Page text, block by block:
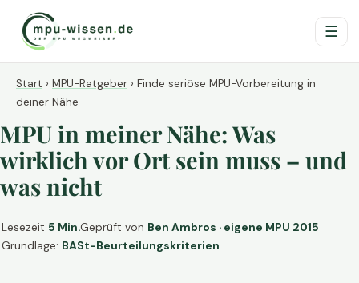
☰
Start › MPU-Ratgeber › Finde seriöse MPU-Vorbereitung in
deiner Nähe –
MPU in meiner Nähe: Was
wirklich vor Ort sein muss – und
was nicht
Lesezeit 5 Min.Geprüft von Ben Ambros · eigene MPU 2015
Grundlage: BASt-Beurteilungskriterien